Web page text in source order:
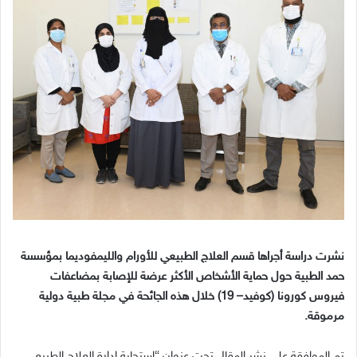
نشرت دراسة أجراها قسم العلاج الطبيعي للأورام والليمفوديما بمؤسسة
حمد الطبية حول حماية الأشخاص الأكثر عرضة للإصابة بمضاعفات
فيروس كورونا (كوفيد– 19)
خلال هذه الجائحة في مجلة طبية دولية
مرموقة.